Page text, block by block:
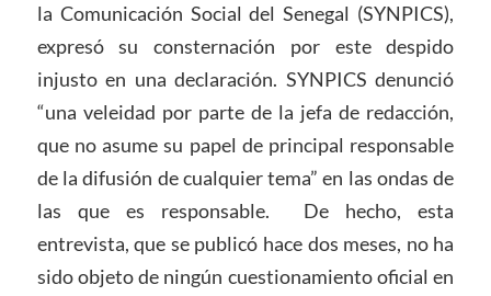
la Comunicación Social del Senegal (SYNPICS),
expresó su consternación por este despido
injusto en una declaración. SYNPICS denunció
“una veleidad por parte de la jefa de redacción,
que no asume su papel de principal responsable
de la difusión de cualquier tema” en las ondas de
las que es responsable. De hecho, esta
entrevista, que se publicó hace dos meses, no ha
sido objeto de ningún cuestionamiento oficial en